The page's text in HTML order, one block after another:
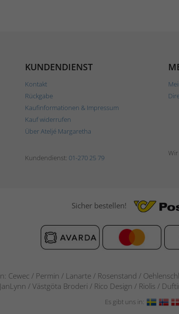
KUNDENDIENST
Kontakt
Rückgabe
Kaufinformationen & Impressum
Kauf widerrufen
Über Ateljé Margaretha
Kundendienst: 01-270 25 79
Sicher bestellen!
Cewec / Permin / Lanarte / Rosenstand /
/ Västgöta Broderi / Rico Design / Riolis /
Es gibt uns in: